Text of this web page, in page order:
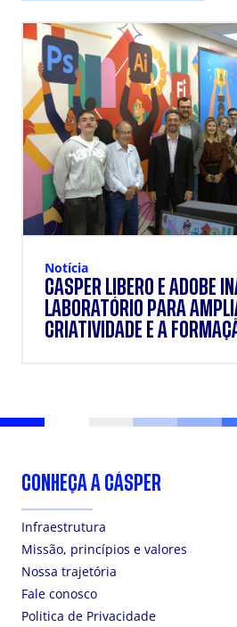
Notícia
CÁSPER LÍBERO E ADOBE
LABORATÓRIO PARA
CRIATIVIDADE E A
CONHEÇA A CÁSPER
Infraestrutura
Missão, princípios e valores
Nossa trajetória
Fale conosco
Politica de Privacidade